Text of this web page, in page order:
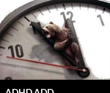
Hoppa
till
innehåll